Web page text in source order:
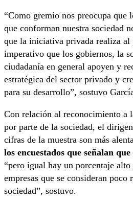
“Como gremio nos preocupa que
que conforman nuestra sociedad
que la iniciativa privada realiza al
imperativo que los gobiernos, la
ciudadanía en general apoyen y
estratégica del sector privado y
para su desarrollo”, sostuvo
Con relación al reconocimiento a
por parte de la sociedad, el
cifras de la muestra son más
los encuestados que señalan
“pero igual hay un porcentaje
empresas que se consideran poco
sociedad”, sostuvo.